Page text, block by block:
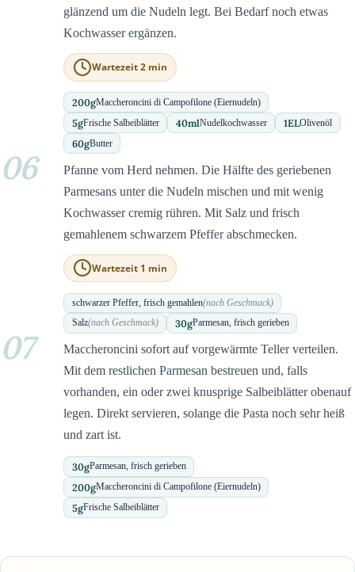
glänzend um die Nudeln legt. Bei Bedarf noch etwas
Kochwasser ergänzen.
Wartezeit 2 min
200gMaccheroncini di Campofilone (Eiernudeln)
5gFrische Salbeiblätter 40mlNudelkochwasser 1ELOlivenöl
60gButter
06
Pfanne vom Herd nehmen. Die Hälfte des geriebenen
Parmesans unter die Nudeln mischen und mit wenig
Kochwasser cremig rühren. Mit Salz und frisch
gemahlenem schwarzem Pfeffer abschmecken.
Wartezeit 1 min
schwarzer Pfeffer, frisch gemahlen(nach Geschmack)
Salz(nach Geschmack) 30gParmesan, frisch gerieben
07
Maccheroncini sofort auf vorgewärmte Teller verteilen.
Mit dem restlichen Parmesan bestreuen und, falls
vorhanden, ein oder zwei knusprige Salbeiblätter obenauf
legen. Direkt servieren, solange die Pasta noch sehr heiß
und zart ist.
30gParmesan, frisch gerieben
200gMaccheroncini di Campofilone (Eiernudeln)
5gFrische Salbeiblätter